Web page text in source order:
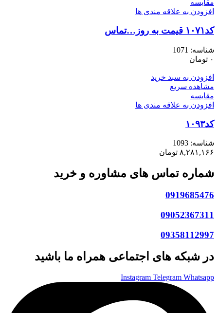
مقایسه
افزودن به علاقه مندی ها
کد۱۰۷۱ قیمت به روز…تماس
شناسه: 1071
۰ تومان
افزودن به سبد خرید
مشاهده سریع
مقایسه
افزودن به علاقه مندی ها
کد۱۰۹۳
شناسه: 1093
۸,۲۸۱,۱۶۶ تومان
شماره تماس های مشاوره و خرید
0919685476
09052367311
09358112997
در شبکه های اجتماعی همراه ما باشید
Instagram Telegram Whatsapp